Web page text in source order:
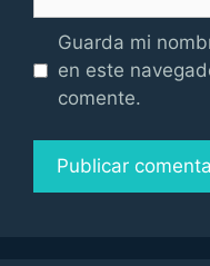
Guarda mi
en este
comente.